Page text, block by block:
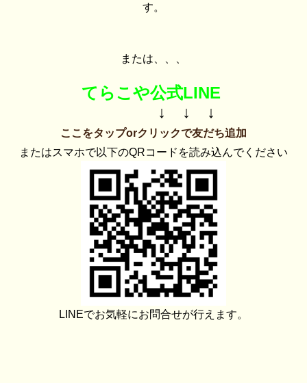
す。
または、、、
てらこや公式LINE
↓ ↓ ↓
ここをタップorクリックで友だち追加
またはスマホで以下のQRコードを読み込んでください
LINEでお気軽にお問合せが行えます。